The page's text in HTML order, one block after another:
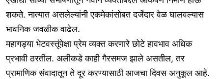
शकते. नात्यात असलेल्यांनी एकमेकांसोबत दर्जेदार वेळ घालवल्यास
भावनिक जवळीक वाढेल.
महागड्या भेटवस्तूंपेक्षा प्रेम व्यक्त करणारे छोटे हावभाव अधिक
प्रभावी ठरतील. अलीकडे काही गैरसमज झाले असतील, तर
प्रामाणिक संवादातून ते दूर करण्यासाठी आजचा दिवस अनुकूल आहे.